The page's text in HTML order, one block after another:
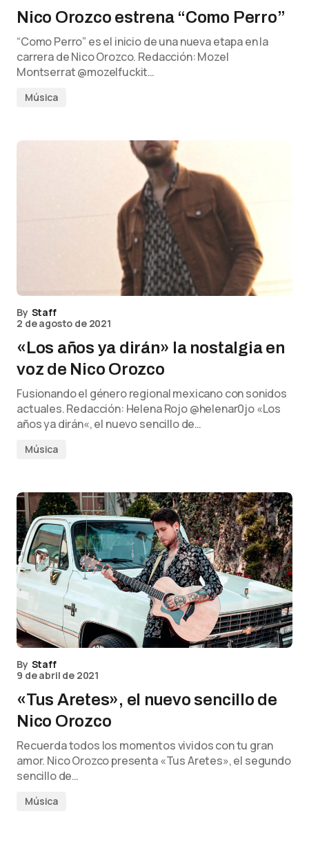
Nico Orozco estrena “Como Perro”
“Como Perro” es el inicio de una nueva etapa en la
carrera de Nico Orozco. Redacción: Mozel
Montserrat @mozelfuckit…
Música
By Staff
2 de agosto de 2021
«Los años ya dirán» la nostalgia en
voz de Nico Orozco
Fusionando el género regional mexicano con sonidos
actuales. Redacción: Helena Rojo @helenar0jo «Los
años ya dirán«, el nuevo sencillo de…
Música
By Staff
9 de abril de 2021
«Tus Aretes», el nuevo sencillo de
Nico Orozco
Recuerda todos los momentos vividos con tu gran
amor. Nico Orozco presenta «Tus Aretes», el segundo
sencillo de…
Música